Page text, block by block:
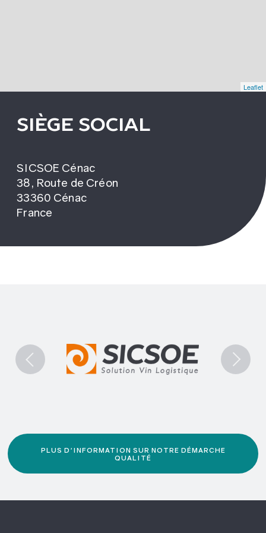
Leaflet
SIÈGE SOCIAL
SICSOE Cénac
38, Route de Créon
33360 Cénac
France
PLUS D'INFORMATION SUR NOTRE DÉMARCHE
QUALITÉ